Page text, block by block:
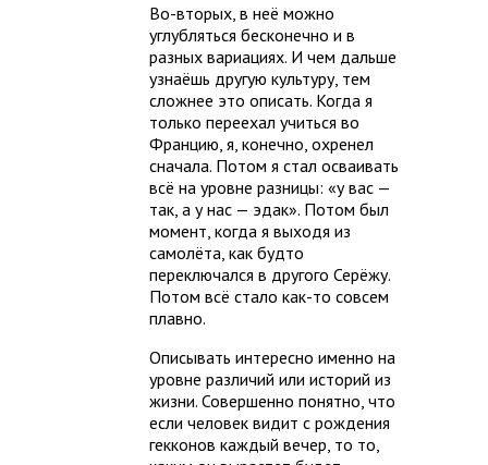
Во-вторых, в неё можно
углубляться бесконечно и в
разных вариациях. И чем дальше
узнаёшь другую культуру, тем
сложнее это описать. Когда я
только переехал учиться во
Францию, я, конечно, охренел
сначала. Потом я стал осваивать
всё на уровне разницы: «у вас —
так, а у нас — эдак». Потом был
момент, когда я выходя из
самолёта, как будто
переключался в другого Серёжу.
Потом всё стало как-то совсем
плавно.
Описывать интересно именно на
уровне различий или историй из
жизни. Совершенно понятно, что
если человек видит с рождения
гекконов каждый вечер, то то,